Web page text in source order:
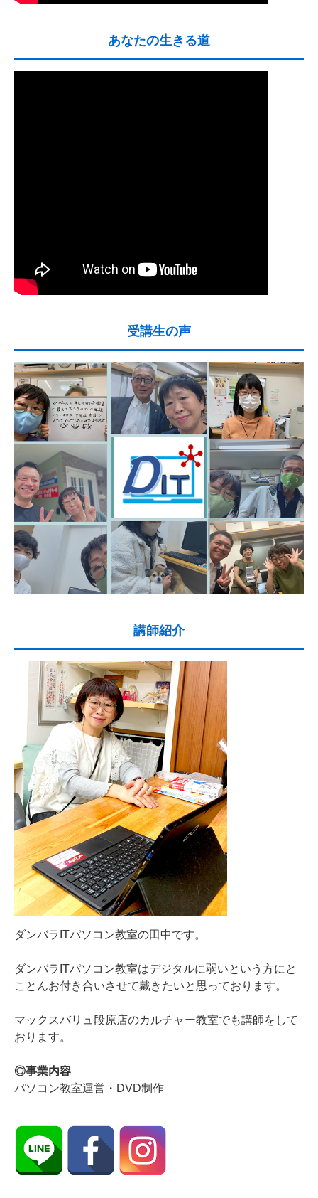
あなたの生きる道
受講生の声
講師紹介
ダンバラITパソコン教室の田中です。
ダンバラITパソコン教室はデジタルに弱いという方にと
ことんお付き合いさせて戴きたいと思っております。
マックスバリュ段原店のカルチャー教室でも講師をして
おります。
◎事業内容
パソコン教室運営・DVD制作